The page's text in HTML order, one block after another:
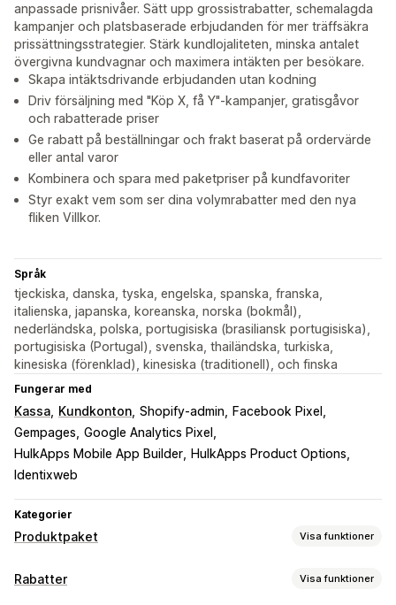
anpassade prisnivåer. Sätt upp grossistrabatter, schemalagda
kampanjer och platsbaserade erbjudanden för mer träffsäkra
prissättningsstrategier. Stärk kundlojaliteten, minska antalet
övergivna kundvagnar och maximera intäkten per besökare.
Skapa intäktsdrivande erbjudanden utan kodning
Driv försäljning med "Köp X, få Y"-kampanjer, gratisgåvor
och rabatterade priser
Ge rabatt på beställningar och frakt baserat på ordervärde
eller antal varor
Kombinera och spara med paketpriser på kundfavoriter
Styr exakt vem som ser dina volymrabatter med den nya
fliken Villkor.
Språk
tjeckiska, danska, tyska, engelska, spanska, franska,
italienska, japanska, koreanska, norska (bokmål),
nederländska, polska, portugisiska (brasiliansk portugisiska),
portugisiska (Portugal), svenska, thailändska, turkiska,
kinesiska (förenklad), kinesiska (traditionell), och finska
Fungerar med
Kassa Kundkonton Shopify-admin
Facebook Pixel
Gempages Google Analytics Pixel
HulkApps Mobile App Builder
HulkApps Product Options
Identixweb
Kategorier
Produktpaket Visa funktioner
Pakettyper
Rabatter Visa funktioner